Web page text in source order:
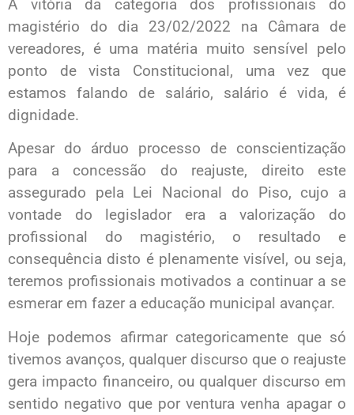
A vitória da categoria dos profissionais do
magistério do dia 23/02/2022 na Câmara de
vereadores, é uma matéria muito sensível pelo
ponto de vista Constitucional, uma vez que
estamos falando de salário, salário é vida, é
dignidade.
Apesar do árduo processo de conscientização
para a concessão do reajuste, direito este
assegurado pela Lei Nacional do Piso, cujo a
vontade do legislador era a valorização do
profissional do magistério, o resultado e
consequência disto é plenamente visível, ou seja,
teremos profissionais motivados a continuar a se
esmerar em fazer a educação municipal avançar.
Hoje podemos afirmar categoricamente que só
tivemos avanços, qualquer discurso que o reajuste
gera impacto financeiro, ou qualquer discurso em
sentido negativo que por ventura venha apagar o